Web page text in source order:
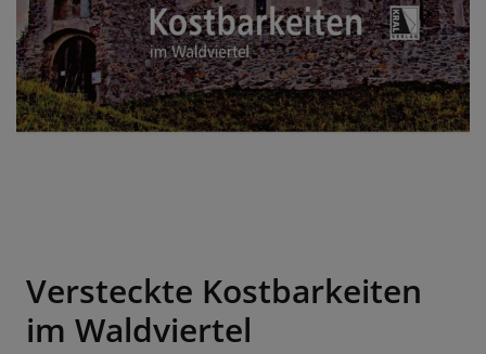
Versteckte Kostbarkeiten
im Waldviertel